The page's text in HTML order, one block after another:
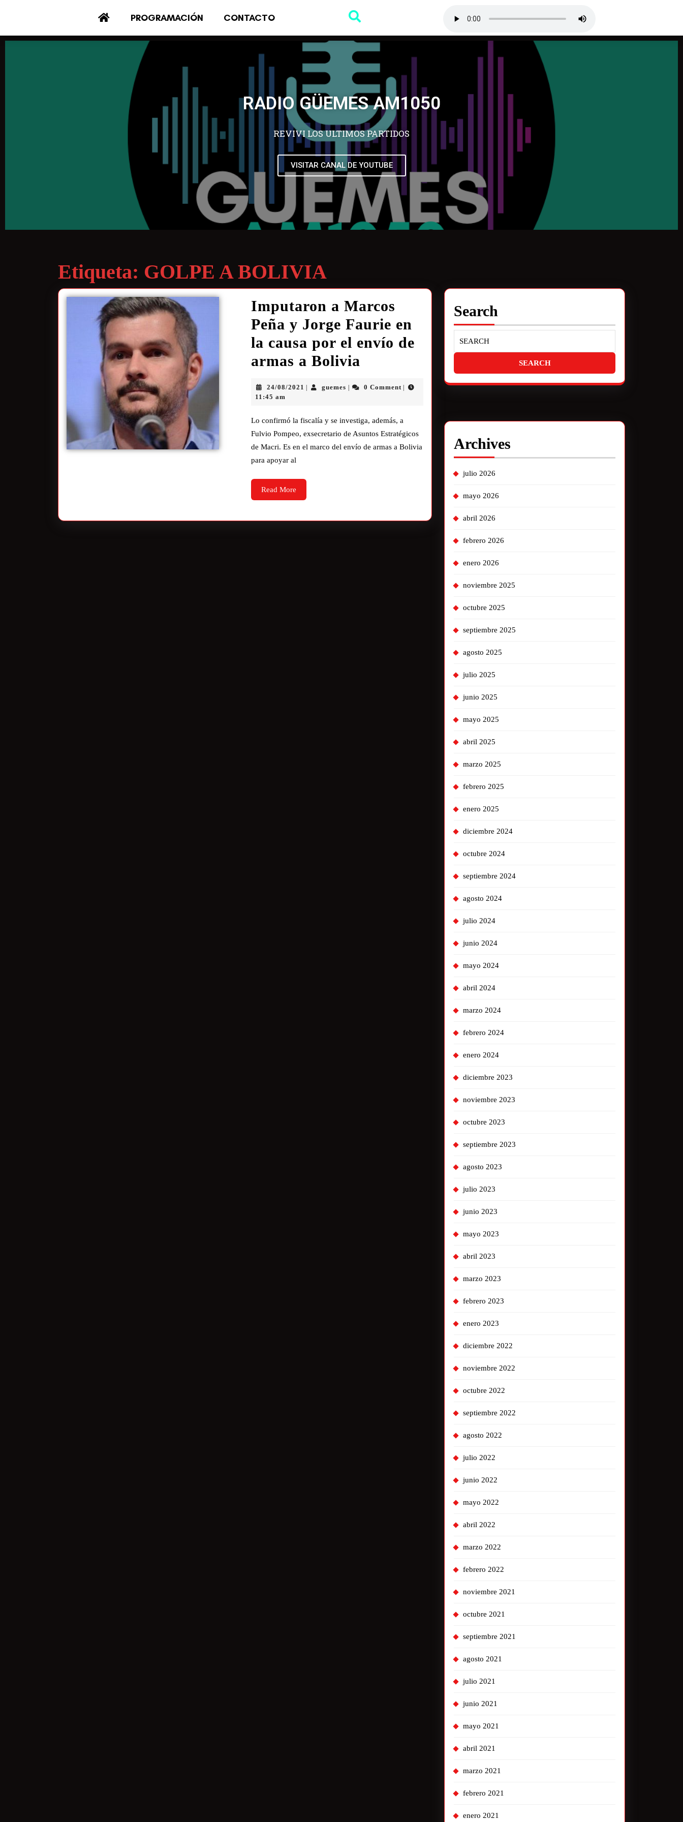
PROGRAMACIÓN CONTACTO
RADIO GÜEMES AM1050
REVIVI LOS ULTIMOS PARTIDOS
VISITAR CANAL DE YOUTUBE
Etiqueta: GOLPE A BOLIVIA
Imputaron a Marcos
Peña y Jorge Faurie en
la causa por el envío de
armas a Bolivia
24/08/2021 guemes 0 Comment
11:45 am
Lo confirmó la fiscalía y se investiga, además, a
Fulvio Pompeo, exsecretario de Asuntos Estratégicos
de Macri. Es en el marco del envío de armas a Bolivia
para apoyar al
Read More
Search
Archives
julio 2026
mayo 2026
abril 2026
febrero 2026
enero 2026
noviembre 2025
octubre 2025
septiembre 2025
agosto 2025
julio 2025
junio 2025
mayo 2025
abril 2025
marzo 2025
febrero 2025
enero 2025
diciembre 2024
octubre 2024
septiembre 2024
agosto 2024
julio 2024
junio 2024
mayo 2024
abril 2024
marzo 2024
febrero 2024
enero 2024
diciembre 2023
noviembre 2023
octubre 2023
septiembre 2023
agosto 2023
julio 2023
junio 2023
mayo 2023
abril 2023
marzo 2023
febrero 2023
enero 2023
diciembre 2022
noviembre 2022
octubre 2022
septiembre 2022
agosto 2022
julio 2022
junio 2022
mayo 2022
abril 2022
marzo 2022
febrero 2022
noviembre 2021
octubre 2021
septiembre 2021
agosto 2021
julio 2021
junio 2021
mayo 2021
abril 2021
marzo 2021
febrero 2021
enero 2021